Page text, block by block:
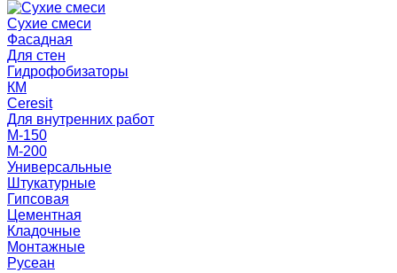
Сухие смеси
Фасадная
Для стен
Гидрофобизаторы
КМ
Ceresit
Для внутренних работ
М-150
М-200
Универсальные
Штукатурные
Гипсовая
Цементная
Кладочные
Монтажные
Русеан